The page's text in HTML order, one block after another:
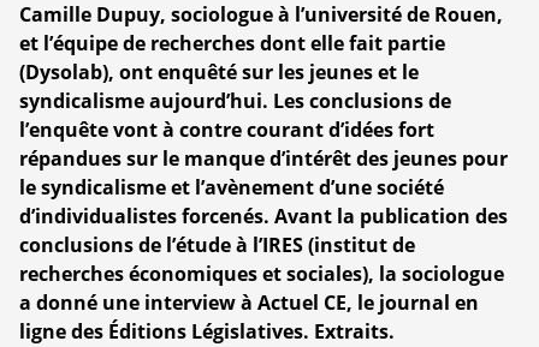
Camille Dupuy, sociologue à l’université de Rouen,
et l’équipe de recherches dont elle fait partie
(Dysolab), ont enquêté sur les jeunes et le
syndicalisme aujourd’hui. Les conclusions de
l’enquête vont à contre courant d’idées fort
répandues sur le manque d’intérêt des jeunes pour
le syndicalisme et l’avènement d’une société
d’individualistes forcenés. Avant la publication des
conclusions de l’étude à l’IRES (institut de
recherches économiques et sociales), la sociologue
a donné une interview à Actuel CE, le journal en
ligne des Éditions Législatives. Extraits.